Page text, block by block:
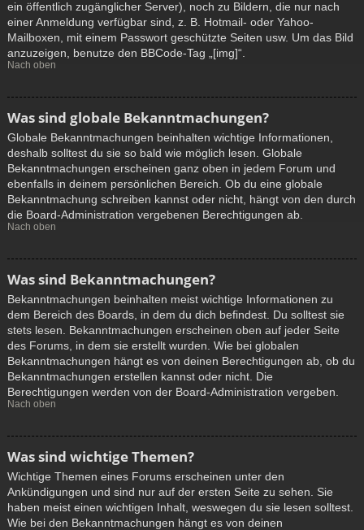
ein öffentlich zugänglicher Server), noch zu Bildern, die nur nach
einer Anmeldung verfügbar sind, z. B. Hotmail- oder Yahoo-
Mailboxen, mit einem Passwort geschützte Seiten usw. Um das Bild
anzuzeigen, benutze den BBCode-Tag „[img]“.
Nach oben
Was sind globale Bekanntmachungen?
Globale Bekanntmachungen beinhalten wichtige Informationen,
deshalb solltest du sie so bald wie möglich lesen. Globale
Bekanntmachungen erscheinen ganz oben in jedem Forum und
ebenfalls in deinem persönlichen Bereich. Ob du eine globale
Bekanntmachung schreiben kannst oder nicht, hängt von den durch
die Board-Administration vergebenen Berechtigungen ab.
Nach oben
Was sind Bekanntmachungen?
Bekanntmachungen beinhalten meist wichtige Informationen zu
dem Bereich des Boards, in dem du dich befindest. Du solltest sie
stets lesen. Bekanntmachungen erscheinen oben auf jeder Seite
des Forums, in dem sie erstellt wurden. Wie bei globalen
Bekanntmachungen hängt es von deinen Berechtigungen ab, ob du
Bekanntmachungen erstellen kannst oder nicht. Die
Berechtigungen werden von der Board-Administration vergeben.
Nach oben
Was sind wichtige Themen?
Wichtige Themen eines Forums erscheinen unter den
Ankündigungen und sind nur auf der ersten Seite zu sehen. Sie
haben meist einen wichtigen Inhalt, weswegen du sie lesen solltest.
Wie bei den Bekanntmachungen hängt es von deinen